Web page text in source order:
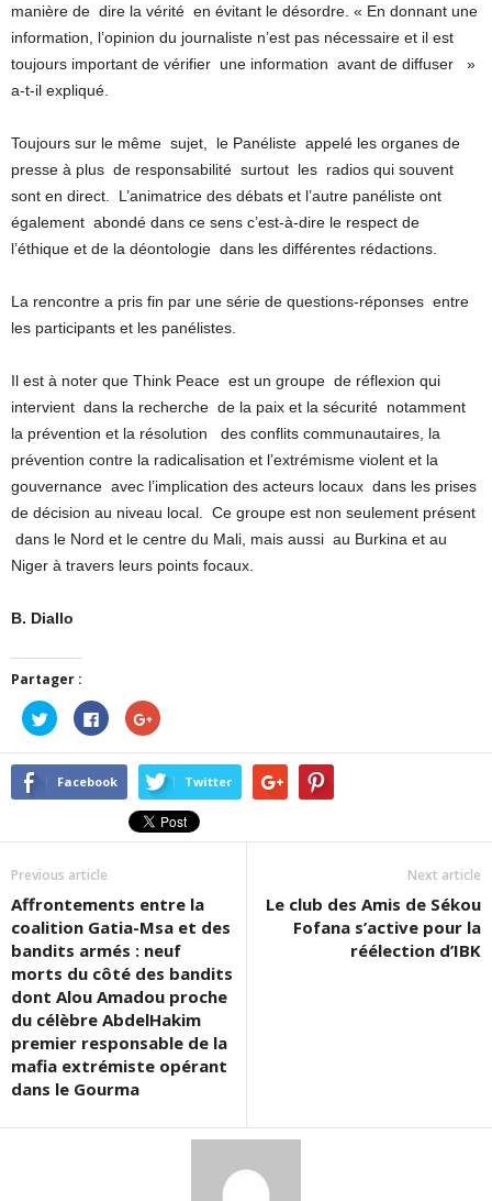
manière de dire la vérité en évitant le désordre. « En donnant une
information, l’opinion du journaliste n’est pas nécessaire et il est
toujours important de vérifier une information avant de diffuser »
a-t-il expliqué.
Toujours sur le même sujet, le Panéliste appelé les organes de
presse à plus de responsabilité surtout les radios qui souvent
sont en direct. L’animatrice des débats et l’autre panéliste ont
également abondé dans ce sens c’est-à-dire le respect de
l’éthique et de la déontologie dans les différentes rédactions.
La rencontre a pris fin par une série de questions-réponses entre
les participants et les panélistes.
Il est à noter que Think Peace est un groupe de réflexion qui
intervient dans la recherche de la paix et la sécurité notamment
la prévention et la résolution des conflits communautaires, la
prévention contre la radicalisation et l’extrémisme violent et la
gouvernance avec l’implication des acteurs locaux dans les prises
de décision au niveau local. Ce groupe est non seulement présent
dans le Nord et le centre du Mali, mais aussi au Burkina et au
Niger à travers leurs points focaux.
B. Diallo
Partager :
Cliquez
pour
partager
sur
Twitter(ouvre
dans
Cliquez
pour
partager
sur
Facebook(ouvre
dans
nouvelle
fenêtre)
Cliquez
pour
sur
Google+
(ouvre
dans
une
nouvelle
fenêtre)
Facebook Twitter
Previous article
Affrontements entre la
coalition Gatia-Msa et des
bandits armés : neuf
morts du côté des bandits
dont Alou Amadou proche
du célèbre AbdelHakim
premier responsable de la
mafia extrémiste opérant
dans le Gourma
Next article
Le club des Amis de Sékou
Fofana s’active pour la
réélection d’IBK